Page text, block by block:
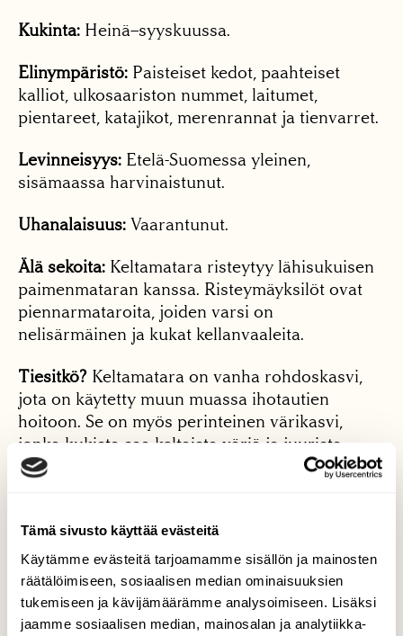
Tämä sivusto käyttää evästeitä
Käytämme evästeitä tarjoamamme sisällön ja mainosten
räätälöimiseen, sosiaalisen median ominaisuuksien
tukemiseen ja kävijämäärämme analysoimiseen. Lisäksi
jaamme sosiaalisen median, mainosalan ja analytiikka-
Kukinta: Heinä–syyskuussa.
Elinympäristö: Paisteiset kedot, paahteiset
kalliot, ulkosaariston nummet, laitumet,
pientareet, katajikot, merenrannat ja tienvarret.
Levinneisyys: Etelä-Suomessa yleinen,
sisämaassa harvinaistunut.
Uhanalaisuus: Vaarantunut.
Älä sekoita: Keltamatara risteytyy lähisukuisen
paimenmataran kanssa. Risteymäyksilöt ovat
piennarmataroita, joiden varsi on
nelisärmäinen ja kukat kellanvaaleita.
Tiesitkö? Keltamatara on vanha rohdoskasvi,
jota on käytetty muun muassa ihotautien
hoitoon. Se on myös perinteinen värikasvi,
jonka kukista saa keltaista väriä ja juurista
punaista.